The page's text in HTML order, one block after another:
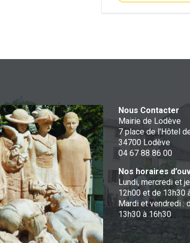
Nous Contacter
Mairie de Lodève
7 place de l'Hôtel
34700 Lodève
04 67 88 86 00
Nos horaires
Lundi, mercredi et
12h00 et de 13h30
Mardi et vendredi :
13h30 à 16h30